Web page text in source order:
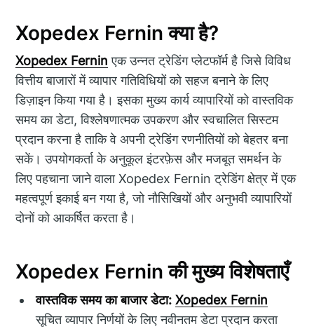
Xopedex Fernin क्या है?
Xopedex Fernin एक उन्नत ट्रेडिंग प्लेटफॉर्म है जिसे विविध
वित्तीय बाजारों में व्यापार गतिविधियों को सहज बनाने के लिए
डिज़ाइन किया गया है। इसका मुख्य कार्य व्यापारियों को वास्तविक
समय का डेटा, विश्लेषणात्मक उपकरण और स्वचालित सिस्टम
प्रदान करना है ताकि वे अपनी ट्रेडिंग रणनीतियों को बेहतर बना
सकें। उपयोगकर्ता के अनुकूल इंटरफ़ेस और मजबूत समर्थन के
लिए पहचाना जाने वाला Xopedex Fernin ट्रेडिंग क्षेत्र में एक
महत्वपूर्ण इकाई बन गया है, जो नौसिखियों और अनुभवी व्यापारियों
दोनों को आकर्षित करता है।
Xopedex Fernin की मुख्य विशेषताएँ
वास्तविक समय का बाजार डेटा: Xopedex Fernin
सूचित व्यापार निर्णयों के लिए नवीनतम डेटा प्रदान करता